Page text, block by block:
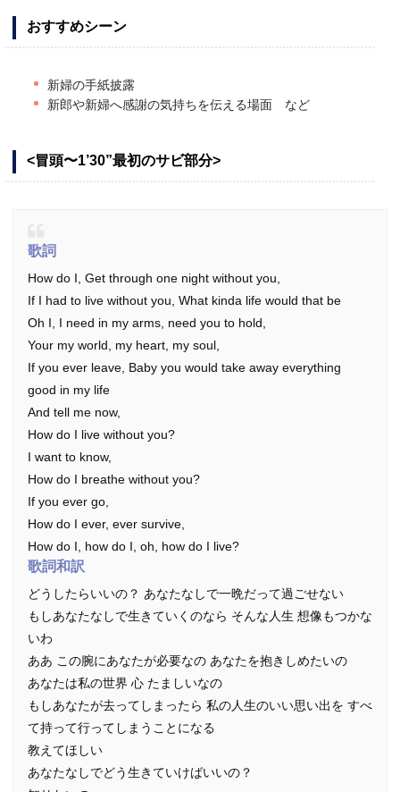
おすすめシーン
新婦の手紙披露
新郎や新婦へ感謝の気持ちを伝える場面 など
<冒頭〜1’30”最初のサビ部分>
歌詞
How do I, Get through one night without you,
If I had to live without you, What kinda life would that be
Oh I, I need in my arms, need you to hold,
Your my world, my heart, my soul,
If you ever leave, Baby you would take away everything
good in my life
And tell me now,
How do I live without you?
I want to know,
How do I breathe without you?
If you ever go,
How do I ever, ever survive,
How do I, how do I, oh, how do I live?
歌詞和訳
どうしたらいいの？ あなたなしで一晩だって過ごせない
もしあなたなしで生きていくのなら そんな人生 想像もつかな
いわ
ああ この腕にあなたが必要なの あなたを抱きしめたいの
あなたは私の世界 心 たましいなの
もしあなたが去ってしまったら 私の人生のいい思い出を すべ
て持って行ってしまうことになる
教えてほしい
あなたなしでどう生きていけばいいの？